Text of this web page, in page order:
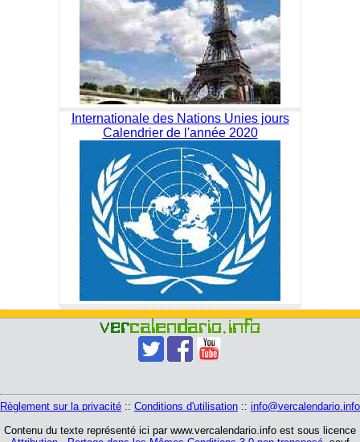
Internationale des Nations Unies jours
Calendrier de l'année 2020
Règlement sur la privacité :: Conditions d'utilisation :: info@vercalendario.info
Contenu du texte représenté ici par www.vercalendario.info est sous licence